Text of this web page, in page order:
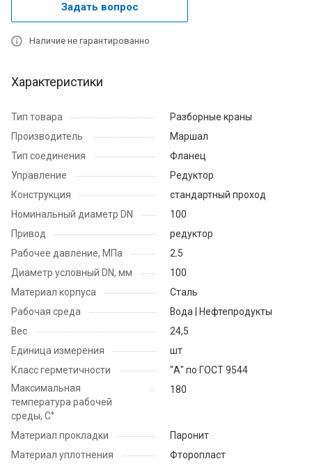
Задать вопрос
Наличие не гарантированно
Характеристики
Тип товара
Разборные краны
Производитель
Маршал
Тип соединения
Фланец
Управление
Редуктор
Конструкция
стандартный проход
Номинальный диаметр DN
100
Привод
редуктор
Рабочее давление, МПа
2.5
Диаметр условный DN, мм
100
Материал корпуса
Сталь
Рабочая среда
Вода | Нефтепродукты
Вес
24,5
Единица измерения
шт
Класс герметичности
"А" по ГОСТ 9544
Максимальная
температура рабочей
среды, С°
180
Материал прокладки
Паронит
Материал уплотнения
Фторопласт